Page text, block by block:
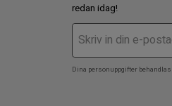
redan idag!
Dina personuppgifter